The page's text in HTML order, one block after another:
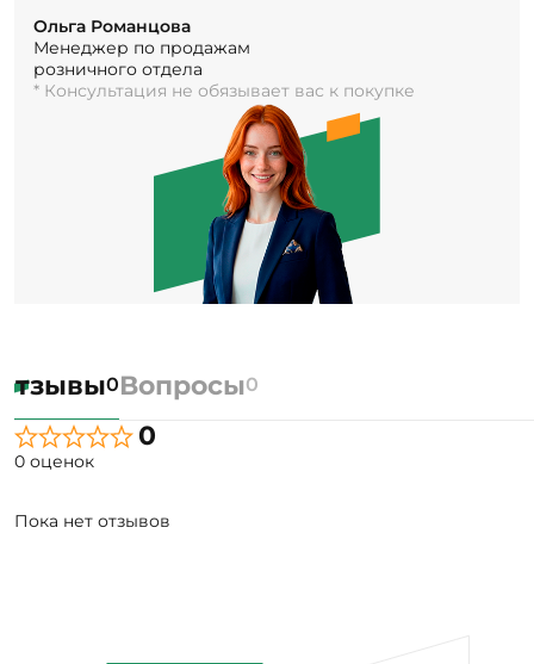
Ольга Романцова
Менеджер по продажам
розничного отдела
* Консультация не обязывает вас к покупке
0Вопросы0
0
0 оценок
Пока нет отзывов